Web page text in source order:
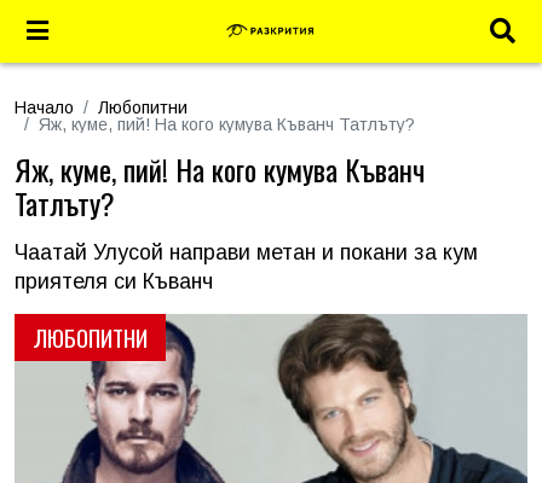
Начало
Любопитни
Яж, куме, пий! На кого кумува Къванч Татлъту?
ЛЮБОПИТНИ
Яж, куме, пий! На кого кумува Къванч
Татлъту?
Чаатай Улусой направи метан и покани за кум
приятеля си Къванч